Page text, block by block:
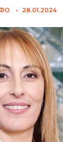
• 28.01.2024